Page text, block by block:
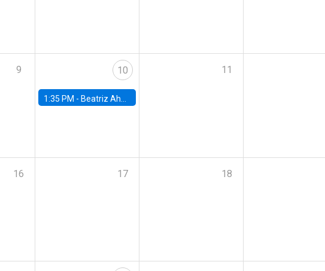
9 10
1:35 PM - Beatriz Ahumada, PhD candidate, Universidad de Pittsburgh
11
16 17 18